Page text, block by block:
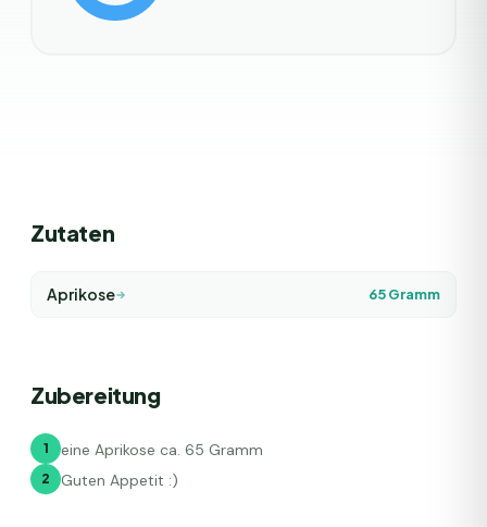
Zutaten
Aprikose 65Gramm
Zubereitung
1 eine Aprikose ca. 65 Gramm
2 Guten Appetit :)